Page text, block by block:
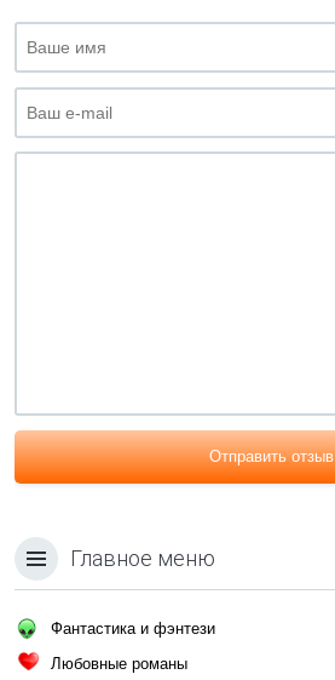
Отправить отзыв
Главное меню
Фантастика и фэнтези
Любовные романы